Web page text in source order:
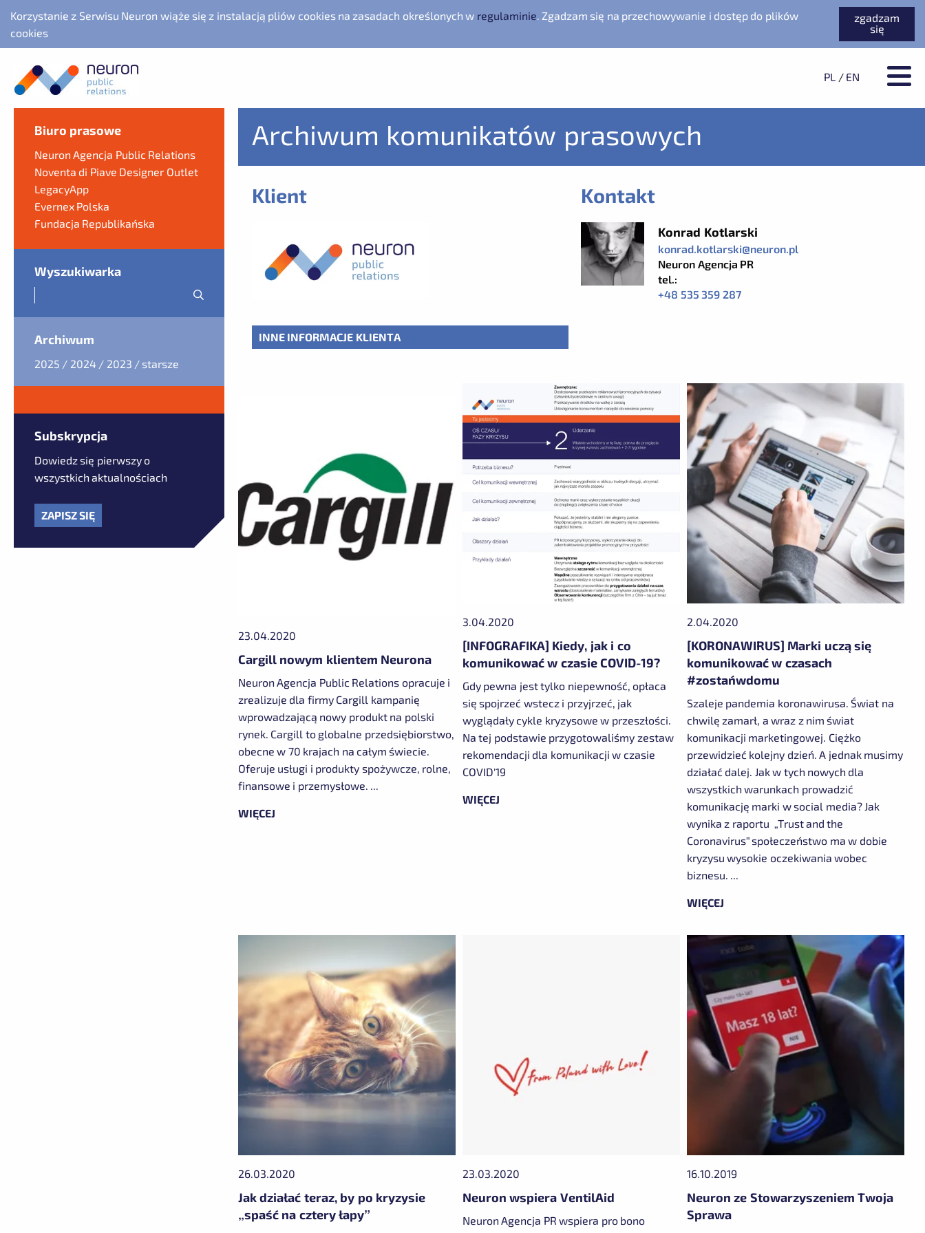
Korzystanie z Serwisu Neuron wiąże się z instalacją pliów cookies na zasadach określonych w regulaminie. Zgadzam się na przechowywanie i dostęp do plików
cookies
zgadzam
się
PL / EN
Biuro prasowe
Neuron Agencja Public Relations
Noventa di Piave Designer Outlet
LegacyApp
Evernex Polska
Fundacja Republikańska
Wyszukiwarka
Archiwum
2025 2024 2023 starsze
Subskrypcja
Dowiedz się pierwszy o
wszystkich aktualnościach
ZAPISZ SIĘ
Archiwum komunikatów prasowych
Klient Kontakt
Konrad Kotlarski
konrad.kotlarski@neuron.pl
Neuron Agencja PR
tel.:
+48 535 359 287
INNE INFORMACJE KLIENTA
23.04.2020
Cargill nowym klientem Neurona
Neuron Agencja Public Relations opracuje i
zrealizuje dla firmy Cargill kampanię
wprowadzającą nowy produkt na polski
rynek. Cargill to globalne przedsiębiorstwo,
obecne w 70 krajach na całym świecie.
Oferuje usługi i produkty spożywcze, rolne,
finansowe i przemysłowe. ...
WIĘCEJ
3.04.2020
[INFOGRAFIKA] Kiedy, jak i co
komunikować w czasie COVID-19?
Gdy pewna jest tylko niepewność, opłaca
się spojrzeć wstecz i przyjrzeć, jak
wyglądały cykle kryzysowe w przeszłości.
Na tej podstawie przygotowaliśmy zestaw
rekomendacji dla komunikacji w czasie
COVID'19
WIĘCEJ
2.04.2020
[KORONAWIRUS] Marki uczą się
komunikować w czasach
#zostańwdomu
Szaleje pandemia koronawirusa. Świat na
chwilę zamarł, a wraz z nim świat
komunikacji marketingowej. Ciężko
przewidzieć kolejny dzień. A jednak musimy
działać dalej. Jak w tych nowych dla
wszystkich warunkach prowadzić
komunikację marki w social media? Jak
wynika z raportu „Trust and the
Coronavirus” społeczeństwo ma w dobie
kryzysu wysokie oczekiwania wobec
biznesu. ...
WIĘCEJ
26.03.2020
Jak działać teraz, by po kryzysie
„spaść na cztery łapy”
23.03.2020
Neuron wspiera VentilAid
Neuron Agencja PR wspiera pro bono
16.10.2019
Neuron ze Stowarzyszeniem Twoja
Sprawa